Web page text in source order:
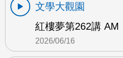
文學大觀園
紅樓夢第262講 AM
2026/06/16